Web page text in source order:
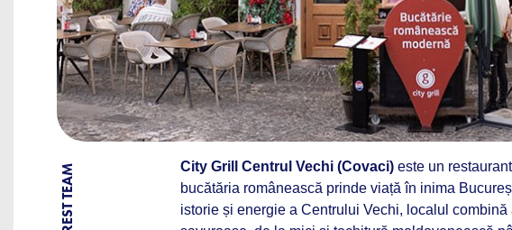
City Grill Centrul Vechi (Covaci) este un
bucătăria românească prinde viață în inima
istorie și energie a Centrului Vechi, localul